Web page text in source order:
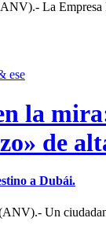
La
ese
la
de
a Dubái.
Un